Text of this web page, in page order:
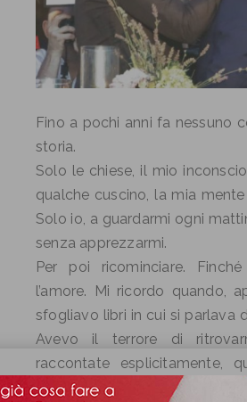
Fino a pochi anni fa nessuno
storia.
Solo le chiese, il mio
qualche cuscino, la mia
Solo io, a guardarmi ogni
senza apprezzarmi.
Per poi ricominciare.
l’amore. Mi ricordo quando,
sfogliavo libri in cui si parlava
Avevo il terrore di
raccontate esplicitamente,
andavo a cercare quei